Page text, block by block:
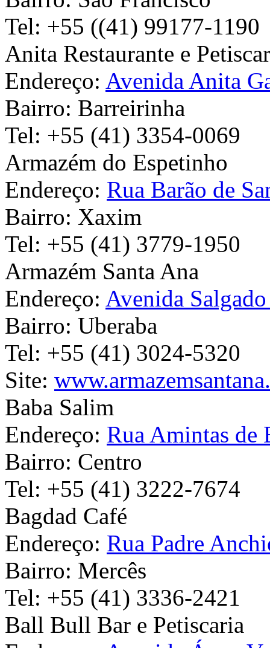
Tel: +55 ((41) 99177-1190
Anita Restaurante e
Endereço: Avenida Anita
Bairro: Barreirinha
Tel: +55 (41) 3354-0069
Armazém do Espetinho
Endereço: Rua Barão de
Bairro: Xaxim
Tel: +55 (41) 3779-1950
Armazém Santa Ana
Endereço: Avenida
Bairro: Uberaba
Tel: +55 (41) 3024-5320
Site:
Baba Salim
Endereço: Rua Amintas de
Bairro: Centro
Tel: +55 (41) 3222-7674
Bagdad Café
Endereço: Rua Padre
Bairro: Mercês
Tel: +55 (41) 3336-2421
Ball Bull Bar e Petiscaria